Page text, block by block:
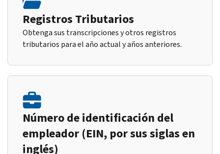
Registros Tributarios
Obtenga sus transcripciones y otros registros
tributarios para el año actual y años anteriores.
Número de identificación del
empleador (EIN, por sus siglas en
inglés)